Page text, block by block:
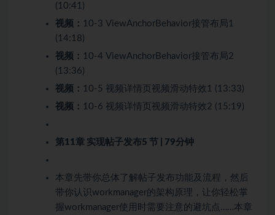
(10:41)
视频： 10-3 ViewAnchorBehavior接管布局1
(14:18)
视频： 10-4 ViewAnchorBehavior接管布局2
(13:36)
视频： 10-5 视频详情页视频滑动特效1 (13:33)
视频： 10-6 视频详情页视频滑动特效2 (15:19)
第11章 实现帖子发布5 节 | 79分钟
本章先带你总体了解帖子发布功能及流程，然后
带你认识workmanager的架构原理，让你轻松掌
握workmanager使用时需要注意的避坑点……本章